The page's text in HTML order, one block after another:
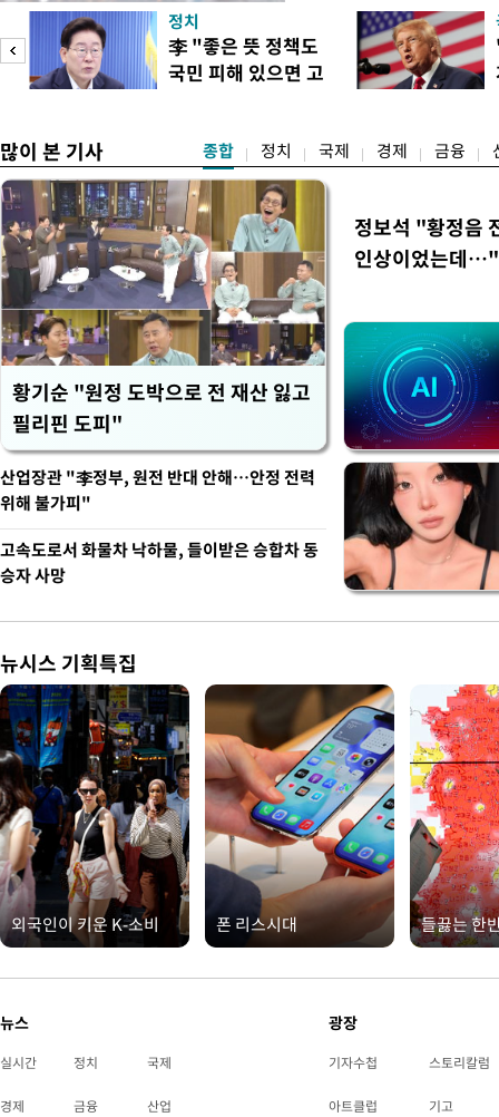
'돌핀'이 지나며 기압계가
으로 주춤할 것으로 기상청
정례 브리핑을 열고 이같이
관은 "상층까지 잘 연결된
정치
李 "좋은 뜻 정책도
국민 피해 있으면 고
많이 본 기사 종합 정치 국제 경제 금융
황기순 "원정 도박으로 전 재산 잃고
필리핀 도피"
정보석 "황정음
인상이었는데…"
산업장관 "李정부, 원전 반대 안해…안정 전력
위해 불가피"
고속도로서 화물차 낙하물, 들이받은 승합차 동
승자 사망
뉴시스 기획특집
외국인이 키운 K-소비 폰 리스시대 들끓는 한
뉴스
실시간 정치 국제
경제 금융 산업
광장
기자수첩 스토리칼럼
아트클럽 기고